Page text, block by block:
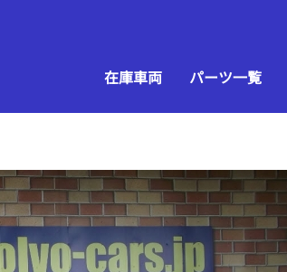
在庫車両 パーツ一覧